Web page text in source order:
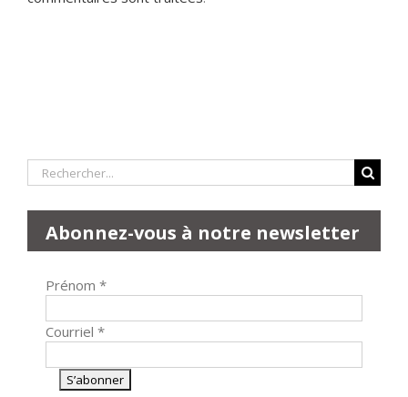
Rechercher:
Abonnez-vous à notre newsletter
Prénom *
Courriel *